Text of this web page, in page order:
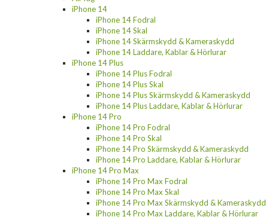
iPhone 14
iPhone 14 Fodral
iPhone 14 Skal
iPhone 14 Skärmskydd & Kameraskydd
iPhone 14 Laddare, Kablar & Hörlurar
iPhone 14 Plus
iPhone 14 Plus Fodral
iPhone 14 Plus Skal
iPhone 14 Plus Skärmskydd & Kameraskydd
iPhone 14 Plus Laddare, Kablar & Hörlurar
iPhone 14 Pro
iPhone 14 Pro Fodral
iPhone 14 Pro Skal
iPhone 14 Pro Skärmskydd & Kameraskydd
iPhone 14 Pro Laddare, Kablar & Hörlurar
iPhone 14 Pro Max
iPhone 14 Pro Max Fodral
iPhone 14 Pro Max Skal
iPhone 14 Pro Max Skärmskydd & Kameraskydd
iPhone 14 Pro Max Laddare, Kablar & Hörlurar